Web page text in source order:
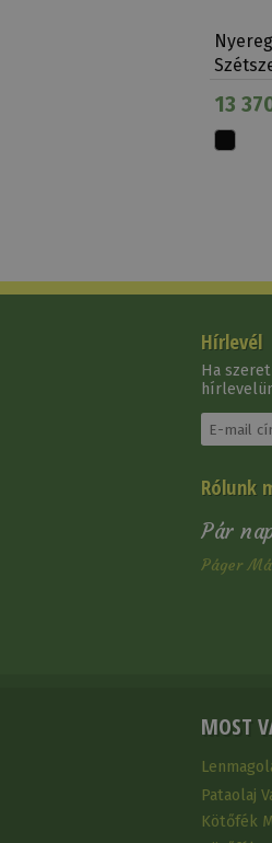
13
Ren's
598
Hírlevél
Ha
Rólunk
Pár
Páger
MOST
Pataolaj
Kötőfék